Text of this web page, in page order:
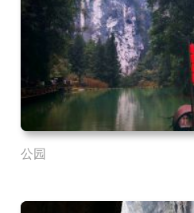
公园